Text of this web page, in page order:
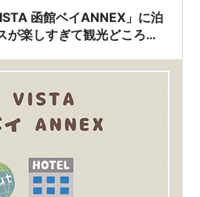
函館ベイANNEX」に泊
が楽しすぎて観光どころじ